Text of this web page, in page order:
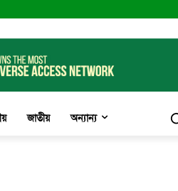
জাতীয় অন্যান্য